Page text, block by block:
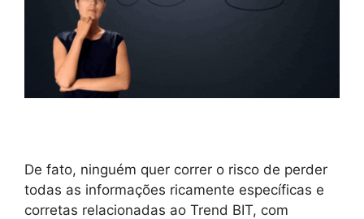
De fato, ninguém quer correr o risco de perder
todas as informações ricamente específicas e
corretas relacionadas ao Trend BIT, com